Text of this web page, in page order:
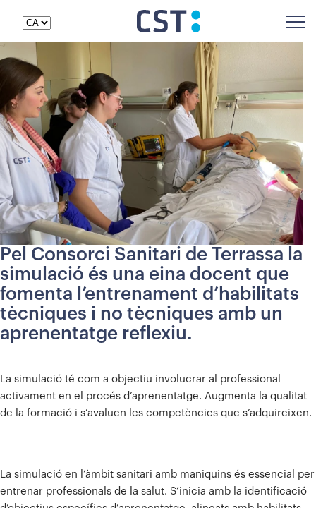
Pel Consorci Sanitari de Terrassa la
simulació és una eina docent que
fomenta l’entrenament d’habilitats
tècniques i no tècniques amb un
aprenentatge reflexiu.
La simulació té com a objectiu involucrar al professional
activament en el procés d’aprenentatge. Augmenta la qualitat
de la formació i s’avaluen les competències que s’adquireixen.
La simulació en l’àmbit sanitari amb maniquins és essencial per
entrenar professionals de la salut. S’inicia amb la identificació